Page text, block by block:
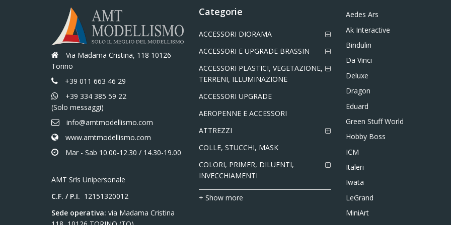
Via Madama Cristina, 118 10126
Torino
+39 011 663 46 29
+39 334 385 59 22
(Solo messaggi)
info@amtmodellismo.com
www.amtmodellismo.com
Mar - Sab 10.00-12.30 / 14.30-19.00
AMT Srls Unipersonale
C.F. / P.I. 12151320012
Sede operativa: via Madama Cristina
Categorie
ACCESSORI DIORAMA
ACCESSORI E UPGRADE BRASSIN
ACCESSORI PLASTICI, VEGETAZIONE,
TERRENI, ILLUMINAZIONE
ACCESSORI UPGRADE
AEROPENNE E ACCESSORI
ATTREZZI
COLLE, STUCCHI, MASK
COLORI, PRIMER, DILUENTI,
INVECCHIAMENTI
+ Show more
Aedes Ars
Ak Interactive
Bindulin
Da Vinci
Deluxe
Dragon
Eduard
Green Stuff World
Hobby Boss
ICM
Italeri
Iwata
LeGrand
MiniArt